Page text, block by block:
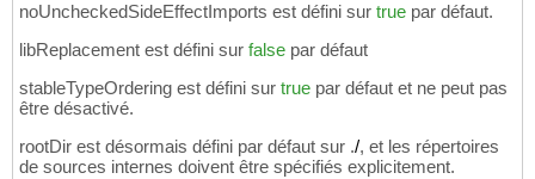
noUncheckedSideEffectImports est défini sur true par défaut.
libReplacement est défini sur false par défaut
stableTypeOrdering est défini sur true par défaut et ne peut pas
être désactivé.
rootDir est désormais défini par défaut sur ./, et les répertoires
de sources internes doivent être spécifiés explicitement.